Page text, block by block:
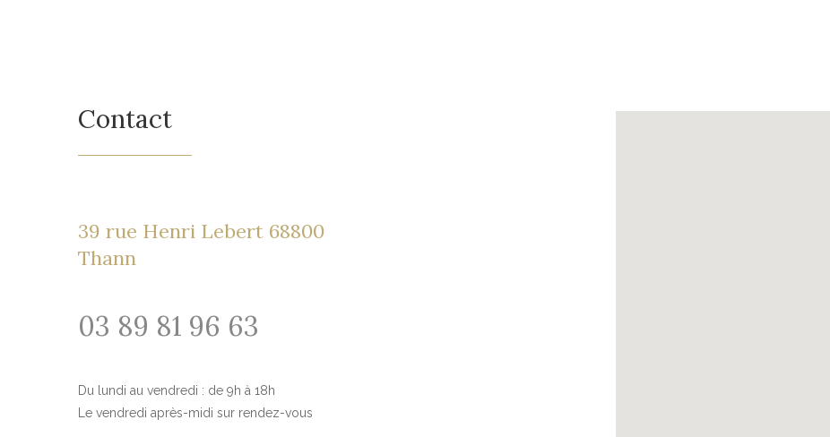
Contact
39 rue Henri Lebert 68800
Thann
03 89 81 96 63
Du lundi au vendredi : de 9h à 18h
Le vendredi après-midi sur rendez-vous